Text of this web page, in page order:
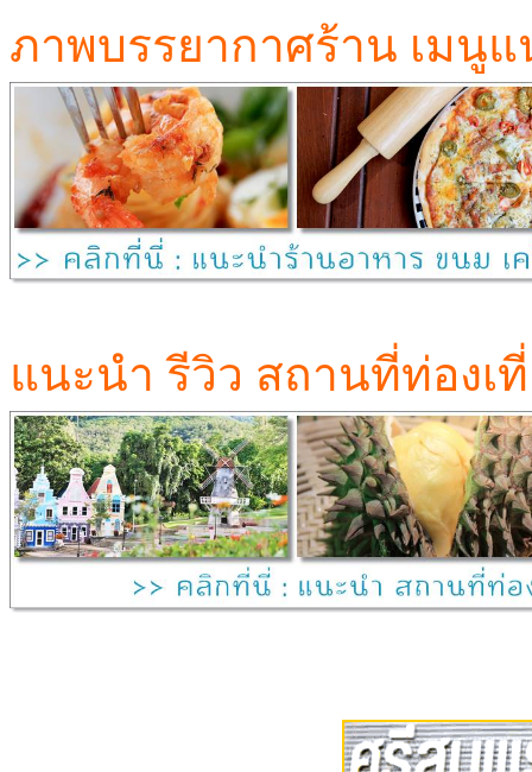
ภาพบรรยากาศร้าน เมนู
แนะนำ รีวิว สถานที่ท่องเ